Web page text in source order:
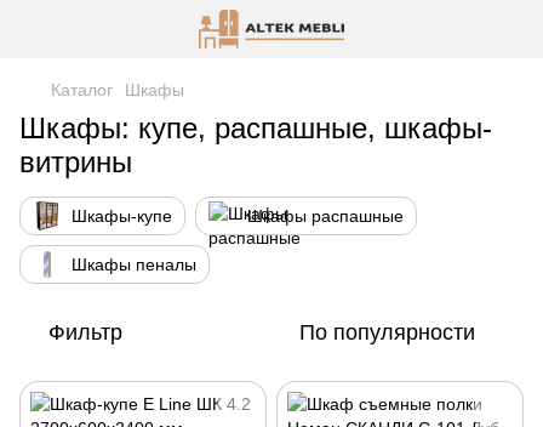
Каталог Шкафы
Шкафы: купе, распашные, шкафы-
витрины
Шкафы-купе Шкафы распашные
Шкафы пеналы
Фильтр По популярности